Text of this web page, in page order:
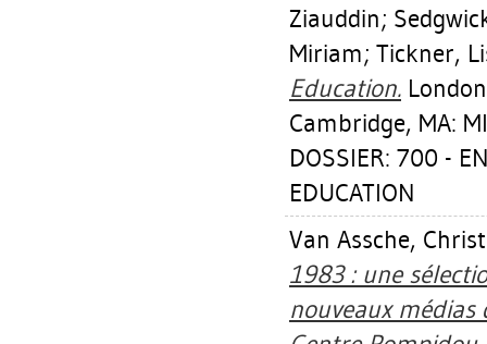
Ziauddin;
Miriam; Tickner,
Education.
Cambridge, MA:
DOSSIER: 700 -
EDUCATION
Van Assche,
1983 : une
nouveaux